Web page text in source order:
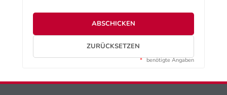
ABSCHICKEN
ZURÜCKSETZEN
* benötigte Angaben